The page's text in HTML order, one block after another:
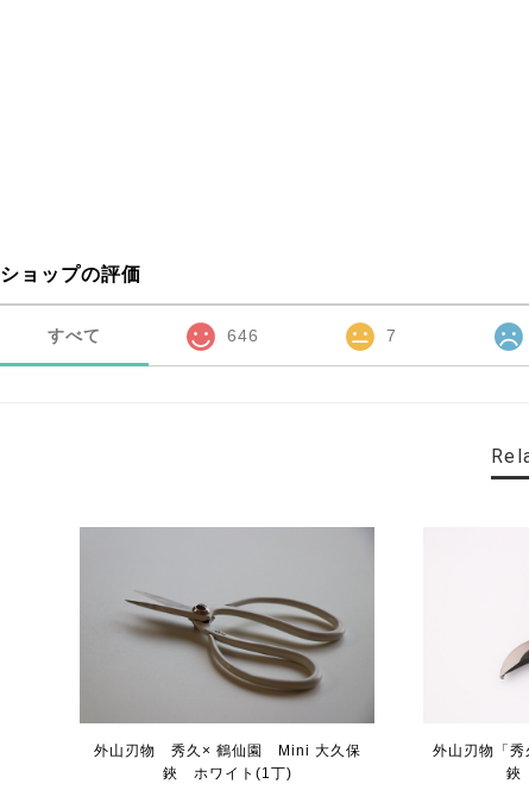
ショップの評価
すべて 646 7
外山刃物 秀久× 鶴仙園 Mini 大久保
鋏 ホワイト(1丁)
外山刃物「
鋏